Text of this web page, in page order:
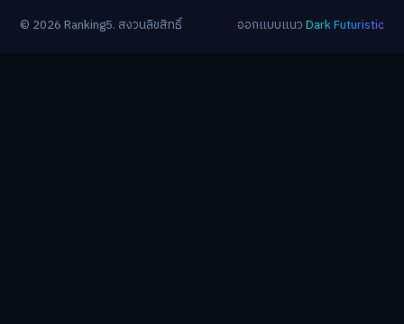
© 2026 Ranking5. สงวนลิขสิทธิ์
ออกแบบแนวDark Futuristic